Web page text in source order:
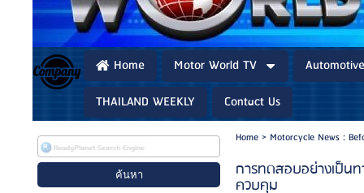
Home Motor World TV
THAILAND WEEKLY
Contact Us
Home> Motorcycle News :
การทดสอบอย่างเป็น
ควบคุม